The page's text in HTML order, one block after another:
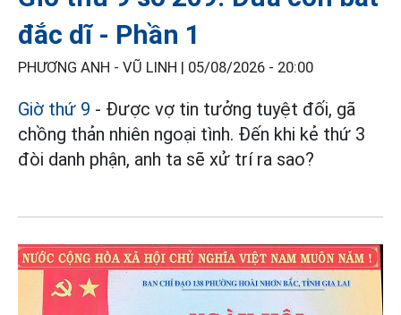
đắc dĩ - Phần 1
PHƯƠNG ANH - VŨ LINH | 05/08/2026 - 20:00
Giờ thứ 9 - Được vợ tin tưởng tuyệt đối, gã
chồng thản nhiên ngoại tình. Đến khi kẻ thứ 3
đòi danh phận, anh ta sẽ xử trí ra sao?